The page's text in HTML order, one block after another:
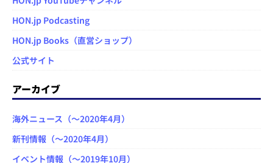
HON.jp Podcasting
HON.jp Books（直営ショップ）
公式サイト
アーカイブ
海外ニュース（～2020年4月）
新刊情報（～2020年4月）
イベント情報（～2019年10月）